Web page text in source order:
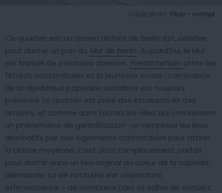
Crédit photo : Flickr – mompl
Ce quartier est un ancien district de Berlin-Est, célèbre
pour abriter un pan du Mur de Berlin . Aujourd’hui, le Mur
est bariolé de peintures diverses. Friedrichshain attire les
fêtards noctambules et la jeunesse locale ! L’ambiance
de la république populaire socialiste est toujours
présente. Le quartier est prisé des étudiants et des
artistes, et comme dans toutes les villes qui connaissent
un phénomène de gentrification : on remplace les lieux
alternatifs par des logements confortables pour attirer
la classe moyenne, c’est donc l’emplacement parfait
pour dormir dans un lieu original au coeur de la capitale
allemande. La vie nocturne est cependant
effervescente – de nombreux bars et salles de concert